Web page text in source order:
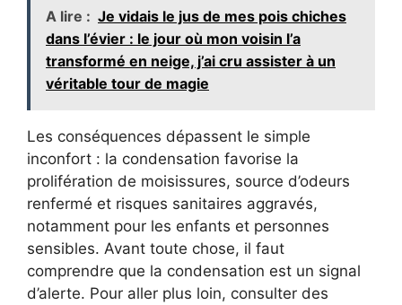
A lire : Je vidais le jus de mes pois chiches
dans l’évier : le jour où mon voisin l’a
transformé en neige, j’ai cru assister à un
véritable tour de magie
Les conséquences dépassent le simple
inconfort : la condensation favorise la
prolifération de moisissures, source d’odeurs
renfermé et risques sanitaires aggravés,
notamment pour les enfants et personnes
sensibles. Avant toute chose, il faut
comprendre que la condensation est un signal
d’alerte. Pour aller plus loin, consulter des